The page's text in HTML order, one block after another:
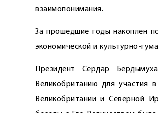
взаимопонимания.
За прошедшие годы накоплен
экономической и культурно-
Президент Сердар
Великобританию для участия
Великобритании и Северной